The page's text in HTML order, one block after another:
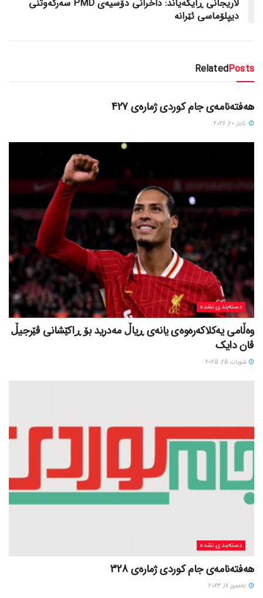
لاریجانی ڕایگه‌یاند: داخرانی دۆسیه‌ی PMD سه‌رکه‌وتنی
دیپلۆماسی ئێرانه‌
RelatedPosts
دسته‌بندی نشده
هەفتەنامەی جام کوردی ژمارەی 427
ئایار 20, 2026
دسته‌بندی نشده
وەڵامی یەکلاکەرەوەی یانەی ڕیاڵ مەدرید بۆ ڕاکێشانی ڤێرجیڵ
ڤان دایک
شوبات 25, 2025
دسته‌بندی نشده
هەفتەنامەی جام کوردی ژمارەی 328
ته‌مموز 18, 2023